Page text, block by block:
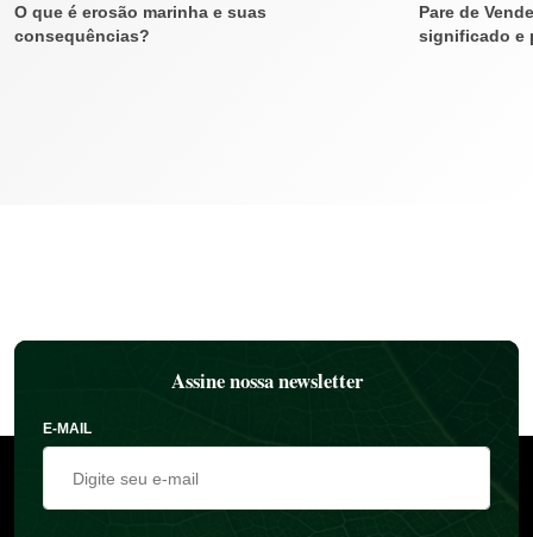
O que é erosão marinha e suas
consequências?
Pare de
significado e
Assine nossa newsletter
E-MAIL